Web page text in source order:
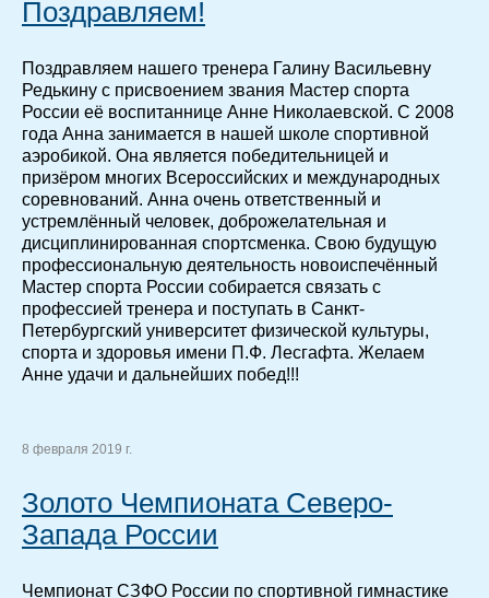
Поздравляем!
Поздравляем нашего тренера Галину Васильевну
Редькину с присвоением звания Мастер спорта
России её воспитаннице Анне Николаевской. С 2008
года Анна занимается в нашей школе спортивной
аэробикой. Она является победительницей и
призёром многих Всероссийских и международных
соревнований. Анна очень ответственный и
устремлённый человек, доброжелательная и
дисциплинированная спортсменка. Свою будущую
профессиональную деятельность новоиспечённый
Мастер спорта России собирается связать с
профессией тренера и поступать в Санкт-
Петербургский университет физической культуры,
спорта и здоровья имени П.Ф. Лесгафта. Желаем
Анне удачи и дальнейших побед!!!
8 февраля 2019 г.
Золото Чемпионата Северо-
Запада России
Чемпионат СЗФО России по спортивной гимнастике